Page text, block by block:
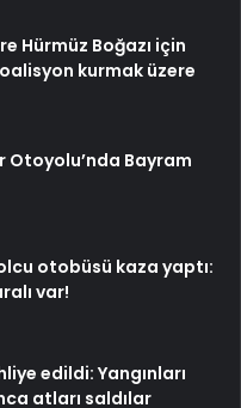
Hürmüz Boğazı için
kurmak üzere
Bayram
otobüsü kaza yaptı:
var!
edildi: Yangınları
atları saldılar